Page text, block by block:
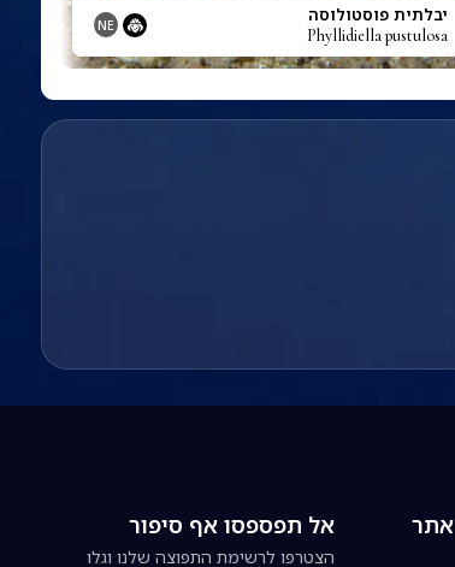
יבלתית פוסטולוסה
Phyllidiella pustulosa
NE
אתר אל תפספסו אף סיפור
הצטרפו לרשימת התפוצה שלנו וגלו